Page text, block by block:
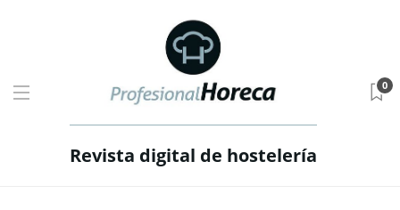
Revista digital de hostelería
0